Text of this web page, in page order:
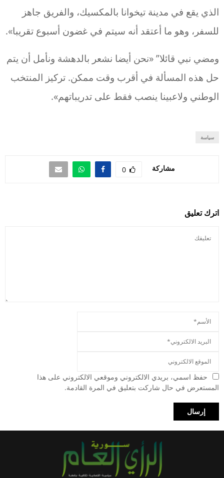
الذي يقع في مدينة تيخوانا بالمكسيك، والفريق جاهز
للسفر، وهو ما أعتقد أنه سيتم في غضون أسبوع تقريبا».
ومضي نبي قائلا” «نحن أيضا نشعر بالدهشة ونأمل أن يتم
حل هذه المسألة في أقرب وقت ممكن. تركيز المنتخب
الوطني ولاعبينا ينصب فقط على تدريباتهم».
سياسة
مشاركة 0
اترك تعليق
حفظ اسمي، بريدي الالكتروني وموقعي الالكتروني على هذا
المستعرض في حال شاركت بتعليق في المرة القادمة.